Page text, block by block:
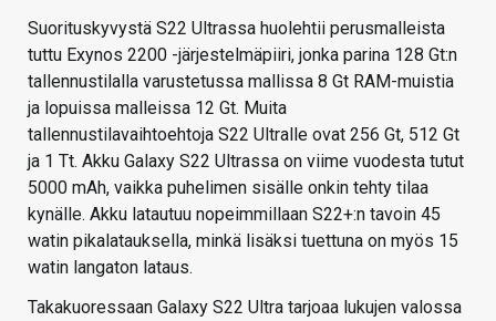
Suorituskyvystä S22 Ultrassa huolehtii perusmalleista
tuttu Exynos 2200 -järjestelmäpiiri, jonka parina 128 Gt:n
tallennustilalla varustetussa mallissa 8 Gt RAM-muistia
ja lopuissa malleissa 12 Gt. Muita
tallennustilavaihtoehtoja S22 Ultralle ovat 256 Gt, 512 Gt
ja 1 Tt. Akku Galaxy S22 Ultrassa on viime vuodesta tutut
5000 mAh, vaikka puhelimen sisälle onkin tehty tilaa
kynälle. Akku latautuu nopeimmillaan S22+:n tavoin 45
watin pikalatauksella, minkä lisäksi tuettuna on myös 15
watin langaton lataus.
Takakuoressaan Galaxy S22 Ultra tarjoaa lukujen valossa